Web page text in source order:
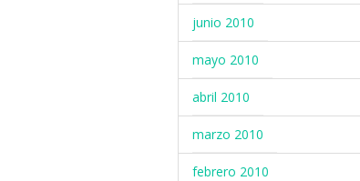
junio 2010
mayo 2010
abril 2010
marzo 2010
febrero 2010